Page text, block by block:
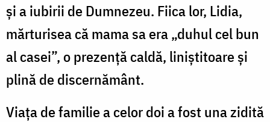
și a iubirii de Dumnezeu. Fiica lor, Lidia,
mărturisea că mama sa era „duhul cel bun
al casei”, o prezență caldă, liniștitoare și
plină de discernământ.
Viața de familie a celor doi a fost una zidită